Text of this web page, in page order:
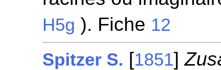
H5g ). Fiche 12
Spitzer S. [1851]